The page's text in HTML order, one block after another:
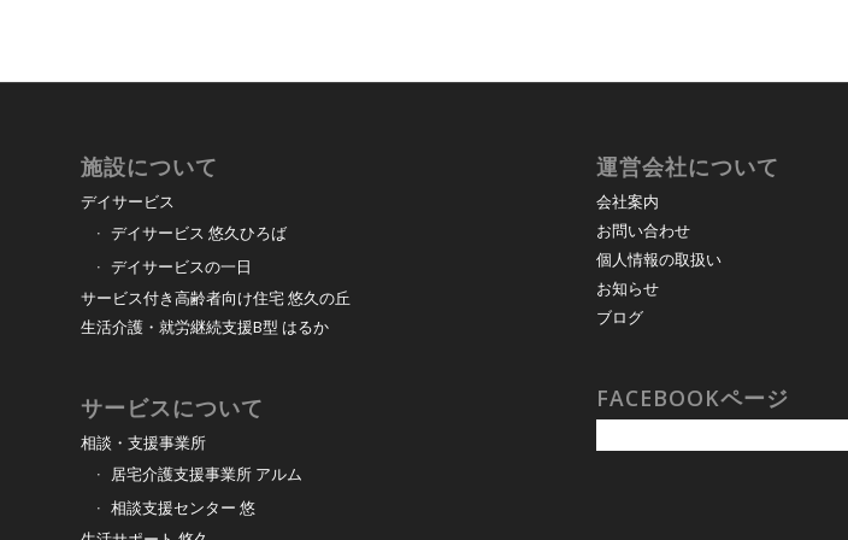
施設について
デイサービス
デイサービス 悠久ひろば
デイサービスの一日
サービス付き高齢者向け住宅 悠久の丘
生活介護・就労継続支援B型 はるか
サービスについて
相談・支援事業所
居宅介護支援事業所 アルム
相談支援センター 悠
運営会社について
会社案内
お問い合わせ
個人情報の取扱い
お知らせ
ブログ
FACEBOOKページ